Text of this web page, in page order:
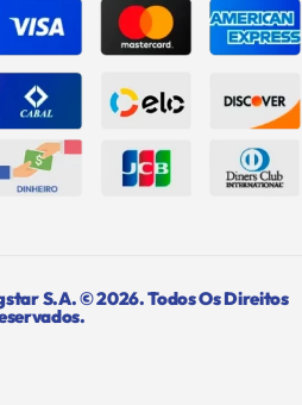
S.A. © 2026. Todos Os Direitos